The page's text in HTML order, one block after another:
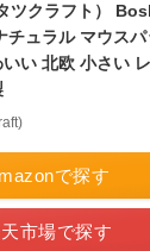
ツクラフト）
チュラル マウスパ
い 北欧 小さい
で探す
市場で探す